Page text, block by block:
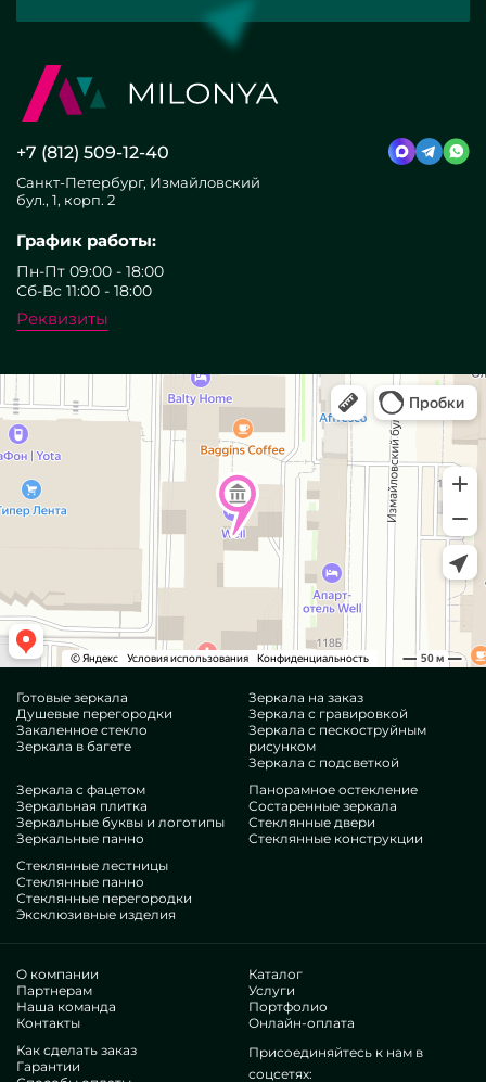
+7 (812) 509-12-40
Санкт-Петербург, Измайловский
бул., 1, корп. 2
График работы:
Пн-Пт 09:00 - 18:00
Сб-Вс 11:00 - 18:00
Реквизиты
Готовые зеркала
Душевые перегородки
Закаленное стекло
Зеркала в багете
Зеркала на заказ
Зеркала с гравировкой
Зеркала с пескоструйным
рисунком
Зеркала с подсветкой
Зеркала с фацетом
Зеркальная плитка
Зеркальные буквы и логотипы
Зеркальные панно
Панорамное остекление
Состаренные зеркала
Стеклянные двери
Стеклянные конструкции
Стеклянные лестницы
Стеклянные панно
Стеклянные перегородки
Эксклюзивные изделия
О компании
Партнерам
Наша команда
Контакты
Каталог
Услуги
Портфолио
Онлайн-оплата
Как сделать заказ
Гарантии
Присоединяйтесь к нам в
соцсетях: